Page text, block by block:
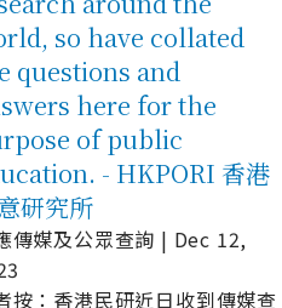
so have collated
questions and
here for the
of public
- HKPORI 香港
研究所
傳媒及公眾查詢 | Dec 12,
按：香港民研近日收到傳媒查